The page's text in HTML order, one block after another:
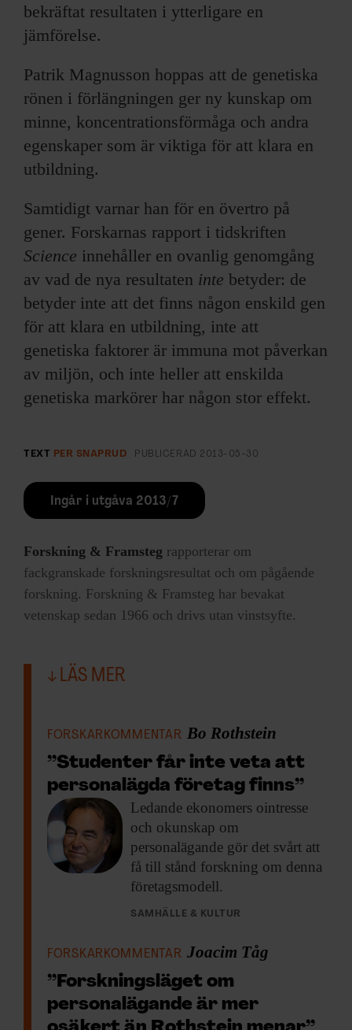
bekräftat resultaten i ytterligare en
jämförelse.
Patrik Magnusson hoppas att de genetiska
rönen i förlängningen ger ny kunskap om
minne, koncentrationsförmåga och andra
egenskaper som är viktiga för att klara en
utbildning.
Samtidigt varnar han för en övertro på
gener. Forskarnas rapport i tidskriften
Science innehåller en ovanlig genomgång
av vad de nya resultaten inte betyder: de
betyder inte att det finns någon enskild gen
för att klara en utbildning, inte att
genetiska faktorer är immuna mot påverkan
av miljön, och inte heller att enskilda
genetiska markörer har någon stor effekt.
TEXT PER SNAPRUD PUBLICERAD 2013-05-30
Ingår i utgåva 2013/7
Forskning & Framsteg rapporterar om
fackgranskade forskningsresultat och om pågående
forskning. Forskning & Framsteg har bevakat
vetenskap sedan 1966 och drivs utan vinstsyfte.
LÄS MER
FORSKARKOMMENTAR Bo Rothstein
”Studenter får inte veta att
personalägda företag finns”
Ledande ekonomers ointresse
och okunskap om
personalägande gör det svårt att
få till stånd forskning om denna
företagsmodell.
SAMHÄLLE & KULTUR
FORSKARKOMMENTAR Joacim Tåg
”Forskningsläget om
personalägande är mer